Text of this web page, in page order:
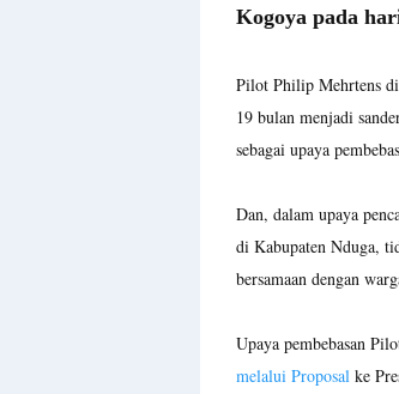
Kogoya pada
Pilot Philip Mehrtens
19 bulan menjadi
sebagai upaya
Dan, dalam upaya
di Kabupaten Nduga,
bersamaan dengan
Upaya pembebasan
melalui Proposal ke